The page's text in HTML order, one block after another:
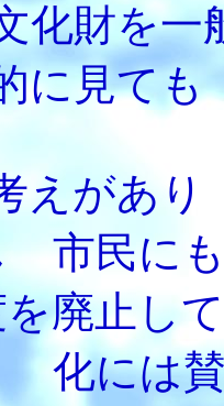
化財を
に見て
えがあ
市民に
を廃止し
化には